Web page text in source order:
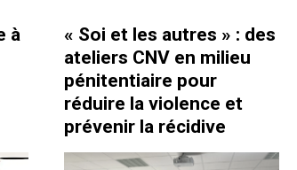
à
« Soi et les autres » : des
ateliers CNV en milieu
pénitentiaire pour
réduire la violence et
prévenir la récidive